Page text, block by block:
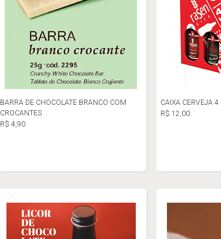
BARRA DE CHOCOLATE BRANCO COM
CROCANTES
R$ 4,90
CAIXA CERVEJA 4
R$ 12,00